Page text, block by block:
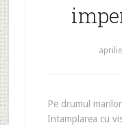
Pe drumul
Intamplarea cu